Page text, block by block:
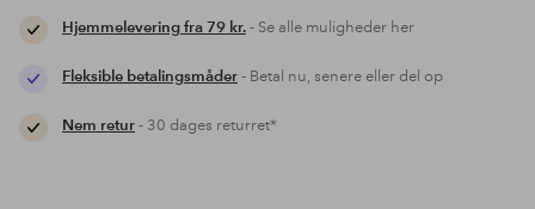
Hjemmelevering fra 79 kr.- Se alle muligheder her
Fleksible betalingsmåder- Betal nu, senere eller del op
Nem retur- 30 dages returret*